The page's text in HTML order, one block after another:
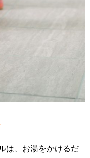
は、お湯をかけるだ